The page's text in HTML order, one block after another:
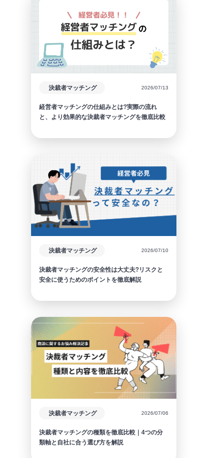
決裁者マッチング 2026/07/13
経営者マッチングの仕組みとは?実際の流れ
と、より効果的な決裁者マッチングを徹底比較
決裁者マッチング 2026/07/10
決裁者マッチングの安全性は大丈夫?リスクと
安全に使うためのポイントを徹底解説
決裁者マッチング 2026/07/06
決裁者マッチングの種類を徹底比較｜4つの分
類軸と自社に合う選び方を解説